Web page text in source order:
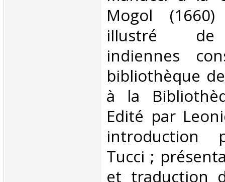
Mogol (1660)
illustré de
indiennes
bibliothèque
à la
Edité par
introduction
Tucci ;
et traduction